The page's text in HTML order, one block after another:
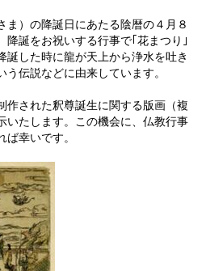
ま）の降誕日にあたる陰暦の４月８
降誕をお祝いする行事で｢花まつり｣
誕した時に龍が天上から浄水を吐き
伝説などに由来しています。
作された釈尊誕生に関する版画（複
いたします。この機会に、仏教行事
幸いです。